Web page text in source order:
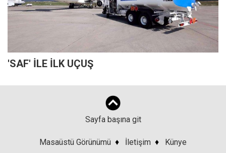
'SAF' İLE İLK UÇUŞ
Sayfa başına git
Masaüstü Görünümü ♦ İletişim ♦ Künye